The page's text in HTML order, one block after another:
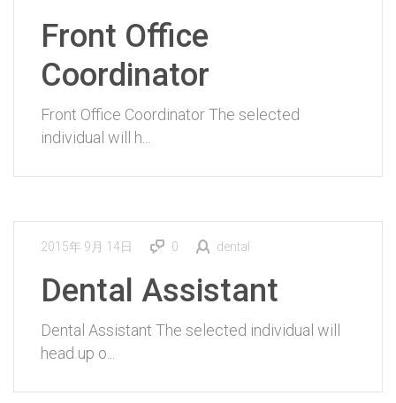
Front Office
Coordinator
Front Office Coordinator The selected
individual will h...
2015年 9月 14日 0 dental
Dental Assistant
Dental Assistant The selected individual will
head up o...